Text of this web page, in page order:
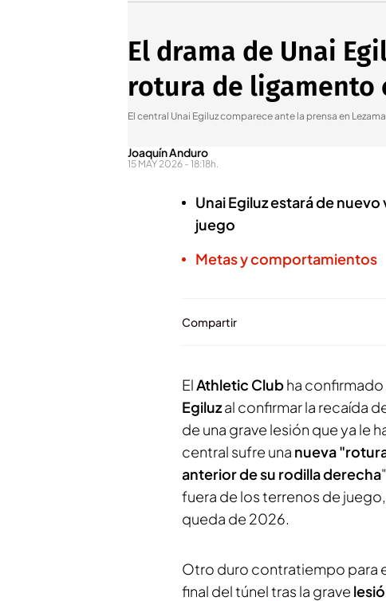
El drama de Unai
rotura de ligamento
El central Unai Egiluz comparece ante la prensa en Lezama
Joaquín Anduro
15 MAY 2026 - 18:18h.
Unai Egiluz estará de
juego
Metas y comportamientos
Compartir
ElAthletic Clubha
Egiluzal confirmar la recaída
de una grave lesión que ya le
central sufre una nueva
anterior de su rodilla derecha
fuera de los terrenos de
queda de 2026.
Otro duro contratiempo para
final del túnel tras la grave